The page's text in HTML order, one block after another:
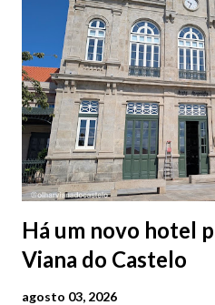
Há um novo hotel
Viana do Castelo
agosto 03, 2026